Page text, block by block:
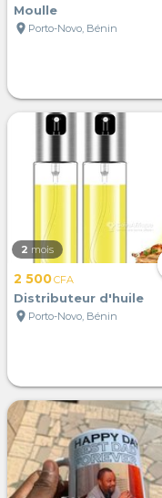
Moulle
location_on Porto-Novo, Bénin
2 mois
2 500CFA
Distributeur d'huile
location_on Porto-Novo, Bénin